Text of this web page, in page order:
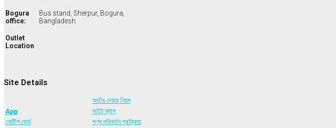
Bogura
office:
Bus stand, Sherpur, Bogura,
Bangladesh
Outlet
Location
Site Details
অর্ডার দেয়ার নিয়ম
App
সাইট ম্যাপ
নোটিশ বোর্ড
পণ্য পরিবর্তন প্রক্রিয়া